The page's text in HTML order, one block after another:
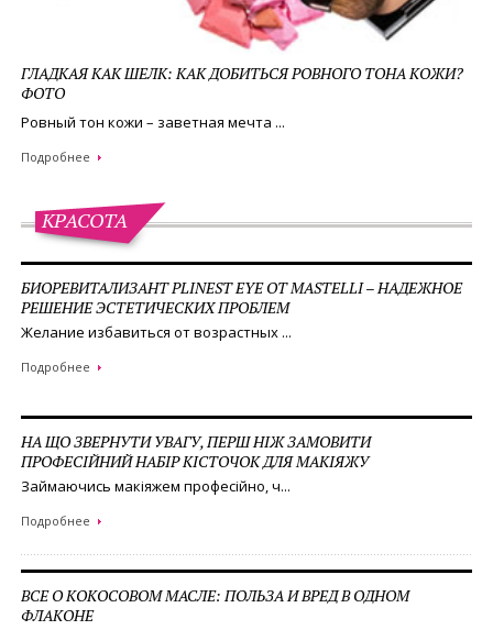
ГЛАДКАЯ КАК ШЕЛК: КАК ДОБИТЬСЯ РОВНОГО ТОНА КОЖИ?
ФОТО
Ровный тон кожи – заветная мечта ...
Подробнее
КРАСОТА
БИОРЕВИТАЛИЗАНТ PLINEST EYE ОТ MASTELLI – НАДЕЖНОЕ
РЕШЕНИЕ ЭСТЕТИЧЕСКИХ ПРОБЛЕМ
Желание избавиться от возрастных ...
Подробнее
НА ЩО ЗВЕРНУТИ УВАГУ, ПЕРШ НІЖ ЗАМОВИТИ
ПРОФЕСІЙНИЙ НАБІР КІСТОЧОК ДЛЯ МАКІЯЖУ
Займаючись макіяжем професійно, ч...
Подробнее
ВСЕ О КОКОСОВОМ МАСЛЕ: ПОЛЬЗА И ВРЕД В ОДНОМ
ФЛАКОНЕ